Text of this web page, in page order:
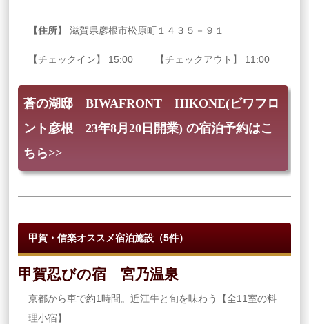
【住所】 滋賀県彦根市松原町１４３５－９１
【チェックイン】 15:00 【チェックアウト】 11:00
蒼の湖邸 BIWAFRONT HIKONE(ビワフロ
ント彦根 23年8月20日開業) の宿泊予約はこ
ちら>>
甲賀・信楽オススメ宿泊施設（5件）
甲賀忍びの宿 宮乃温泉
京都から車で約1時間。近江牛と旬を味わう【全11室の料
理小宿】